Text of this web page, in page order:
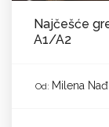
Najčešće
A1/A2
Od: Milena Nađ